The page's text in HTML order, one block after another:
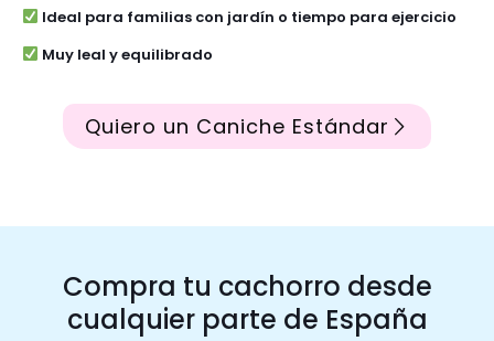
Ideal para familias con jardín o tiempo para ejercicio
Muy leal y equilibrado
Quiero un Caniche Estándar
Compra tu cachorro desde
cualquier parte de España